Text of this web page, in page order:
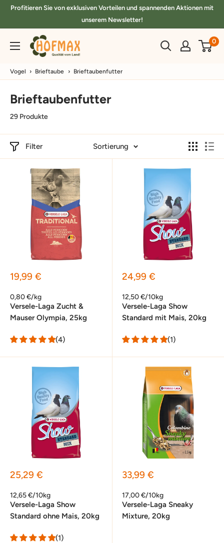
DirektProfitieren Sie von exklusiven Vorteilen und spannenden Aktionen mit
unserem Newsletter!
hofmax.de 0
Vogel › Brieftaube › Brieftaubenfutter
Brieftaubenfutter
29 Produkte
Filter Sortierung
Sonderpreis
19,99 €
0,80 €/kg
Versele-Laga Zucht &
Mauser Olympia, 25kg
(4)
Sonderpreis
24,99 €
12,50 €/10kg
Versele-Laga Show
Standard mit Mais, 20kg
(1)
Sonderpreis
25,29 €
12,65 €/10kg
Versele-Laga Show
Standard ohne Mais, 20kg
(1)
Sonderpreis
33,99 €
17,00 €/10kg
Versele-Laga Sneaky
Mixture, 20kg